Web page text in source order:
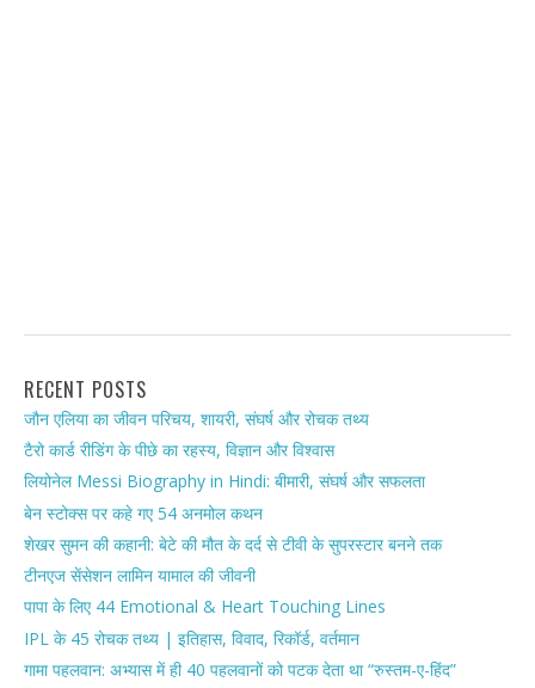
RECENT POSTS
जौन एलिया का जीवन परिचय, शायरी, संघर्ष और रोचक तथ्य
टैरो कार्ड रीडिंग के पीछे का रहस्य, विज्ञान और विश्वास
लियोनेल Messi Biography in Hindi: बीमारी, संघर्ष और सफलता
बेन स्टोक्स पर कहे गए 54 अनमोल कथन
शेखर सुमन की कहानी: बेटे की मौत के दर्द से टीवी के सुपरस्टार बनने तक
टीनएज सेंसेशन लामिन यामाल की जीवनी
पापा के लिए 44 Emotional & Heart Touching Lines
IPL के 45 रोचक तथ्य | इतिहास, विवाद, रिकॉर्ड, वर्तमान
गामा पहलवान: अभ्यास में ही 40 पहलवानों को पटक देता था “रुस्तम-ए-हिंद”